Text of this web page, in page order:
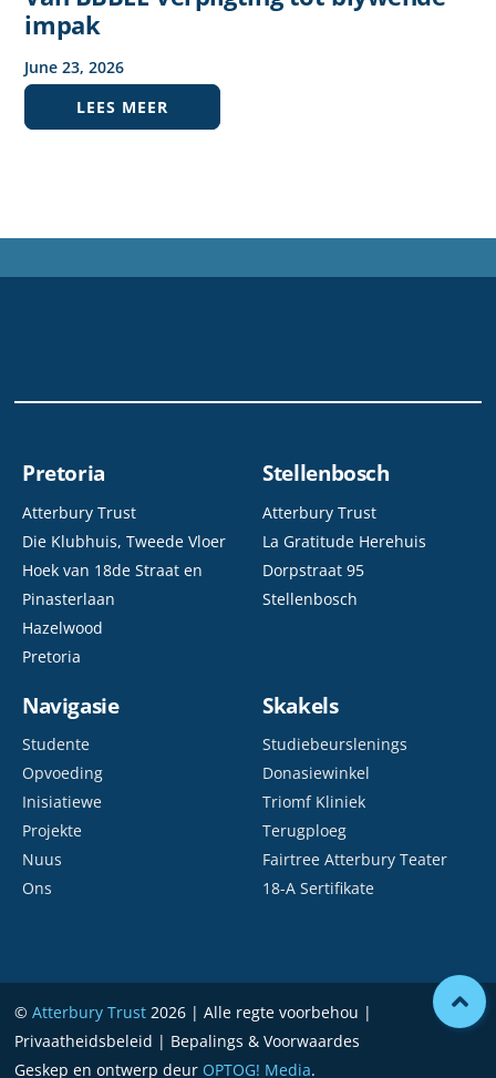
impak
June 23,2026
LEES MEER
Pretoria
Atterbury Trust
Die Klubhuis, Tweede Vloer
Hoek van 18de Straat en
Pinasterlaan
Hazelwood
Pretoria
Stellenbosch
Atterbury Trust
La Gratitude Herehuis
Dorpstraat 95
Stellenbosch
Navigasie
Studente
Opvoeding
Inisiatiewe
Projekte
Nuus
Ons
Skakels
Studiebeurslenings
Donasiewinkel
Triomf Kliniek
Terugploeg
Fairtree Atterbury Teater
18-A Sertifikate
©Atterbury Trust 2026 | Alle regte voorbehou |
Privaatheidsbeleid | Bepalings & Voorwaardes
Geskep en ontwerp deur OPTOG! Media.